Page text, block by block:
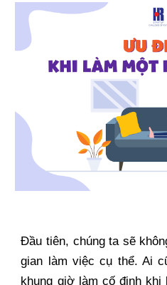
Đầu tiên, chúng ta sẽ
gian làm việc cụ thể. Ai
khung giờ làm cố định